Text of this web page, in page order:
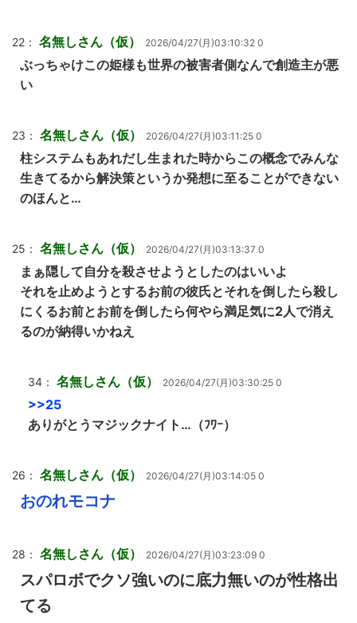
22： 名無しさん（仮） 2026/04/27(月)03:10:32 0
ぶっちゃけこの姫様も世界の被害者側なんで創造主が悪
い
23： 名無しさん（仮） 2026/04/27(月)03:11:25 0
柱システムもあれだし生まれた時からこの概念でみんな
生きてるから解決策というか発想に至ることができない
のほんと…
25： 名無しさん（仮） 2026/04/27(月)03:13:37 0
まぁ隠して自分を殺させようとしたのはいいよ
それを止めようとするお前の彼氏とそれを倒したら殺し
にくるお前とお前を倒したら何やら満足気に2人で消え
るのが納得いかねえ
34： 名無しさん（仮） 2026/04/27(月)03:30:25 0
>>25
ありがとうマジックナイト…（ﾌﾜｰ）
26： 名無しさん（仮） 2026/04/27(月)03:14:05 0
おのれモコナ
28： 名無しさん（仮） 2026/04/27(月)03:23:09 0
スパロボでクソ強いのに底力無いのが性格出
てる